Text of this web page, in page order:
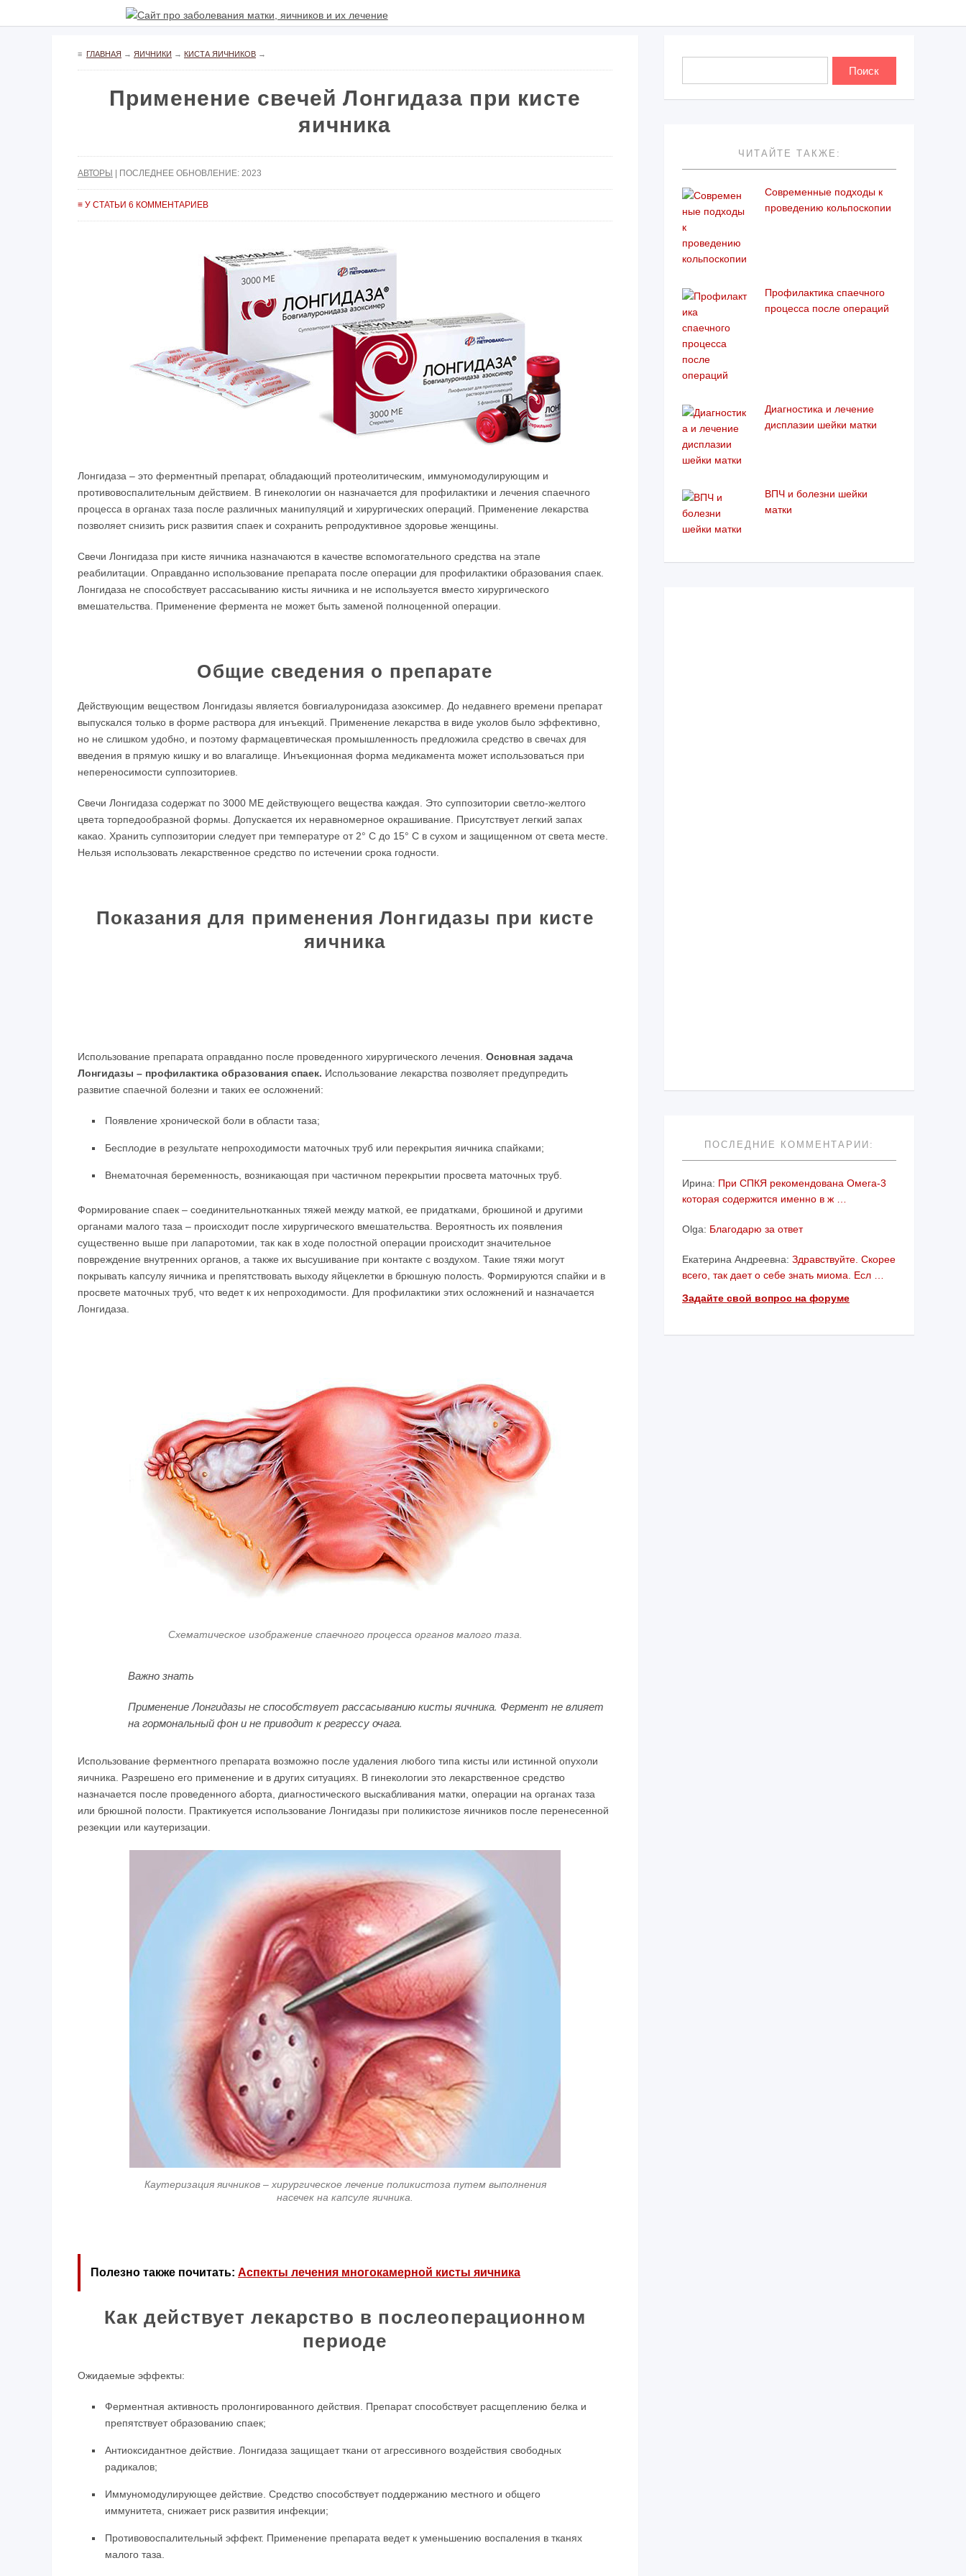
≡ ГЛАВНАЯ → ЯИЧНИКИ → КИСТА ЯИЧНИКОВ →
Применение свечей Лонгидаза при кисте
яичника
АВТОРЫ | ПОСЛЕДНЕЕ ОБНОВЛЕНИЕ: 2023
≡ У СТАТЬИ 6 КОММЕНТАРИЕВ
Лонгидаза – это ферментный препарат, обладающий протеолитическим, иммуномодулирующим и
противовоспалительным действием. В гинекологии он назначается для профилактики и лечения спаечного
процесса в органах таза после различных манипуляций и хирургических операций. Применение лекарства
позволяет снизить риск развития спаек и сохранить репродуктивное здоровье женщины.
Свечи Лонгидаза при кисте яичника назначаются в качестве вспомогательного средства на этапе
реабилитации. Оправданно использование препарата после операции для профилактики образования спаек.
Лонгидаза не способствует рассасыванию кисты яичника и не используется вместо хирургического
вмешательства. Применение фермента не может быть заменой полноценной операции.
Общие сведения о препарате
Действующим веществом Лонгидазы является бовгиалуронидаза азоксимер. До недавнего времени препарат
выпускался только в форме раствора для инъекций. Применение лекарства в виде уколов было эффективно,
но не слишком удобно, и поэтому фармацевтическая промышленность предложила средство в свечах для
введения в прямую кишку и во влагалище. Инъекционная форма медикамента может использоваться при
непереносимости суппозиториев.
Свечи Лонгидаза содержат по 3000 МЕ действующего вещества каждая. Это суппозитории светло-желтого
цвета торпедообразной формы. Допускается их неравномерное окрашивание. Присутствует легкий запах
какао. Хранить суппозитории следует при температуре от 2° С до 15° С в сухом и защищенном от света месте.
Нельзя использовать лекарственное средство по истечении срока годности.
Показания для применения Лонгидазы при кисте
яичника
Использование препарата оправданно после проведенного хирургического лечения. Основная задача
Лонгидазы – профилактика образования спаек. Использование лекарства позволяет предупредить
развитие спаечной болезни и таких ее осложнений:
Появление хронической боли в области таза;
Бесплодие в результате непроходимости маточных труб или перекрытия яичника спайками;
Внематочная беременность, возникающая при частичном перекрытии просвета маточных труб.
Формирование спаек – соединительнотканных тяжей между маткой, ее придатками, брюшиной и другими
органами малого таза – происходит после хирургического вмешательства. Вероятность их появления
существенно выше при лапаротомии, так как в ходе полостной операции происходит значительное
повреждение внутренних органов, а также их высушивание при контакте с воздухом. Такие тяжи могут
покрывать капсулу яичника и препятствовать выходу яйцеклетки в брюшную полость. Формируются спайки и в
просвете маточных труб, что ведет к их непроходимости. Для профилактики этих осложнений и назначается
Лонгидаза.
Схематическое изображение спаечного процесса органов малого таза.
Важно знать
Применение Лонгидазы не способствует рассасыванию кисты яичника. Фермент не влияет
на гормональный фон и не приводит к регрессу очага.
Использование ферментного препарата возможно после удаления любого типа кисты или истинной опухоли
яичника. Разрешено его применение и в других ситуациях. В гинекологии это лекарственное средство
назначается после проведенного аборта, диагностического выскабливания матки, операции на органах таза
или брюшной полости. Практикуется использование Лонгидазы при поликистозе яичников после перенесенной
резекции или каутеризации.
Каутеризация яичников – хирургическое лечение поликистоза путем выполнения
насечек на капсуле яичника.
Полезно также почитать: Аспекты лечения многокамерной кисты яичника
Как действует лекарство в послеоперационном
периоде
Ожидаемые эффекты:
Ферментная активность пролонгированного действия. Препарат способствует расщеплению белка и
препятствует образованию спаек;
Антиоксидантное действие. Лонгидаза защищает ткани от агрессивного воздействия свободных
радикалов;
Иммуномодулирующее действие. Средство способствует поддержанию местного и общего
иммунитета, снижает риск развития инфекции;
Противовоспалительный эффект. Применение препарата ведет к уменьшению воспаления в тканях
малого таза.
ЧИТАЙТЕ ТАКЖЕ:
Современные подходы к
проведению кольпоскопии
Профилактика спаечного
процесса после операций
Диагностика и лечение
дисплазии шейки матки
ВПЧ и болезни шейки
матки
ПОСЛЕДНИЕ КОММЕНТАРИИ:
Ирина: При СПКЯ рекомендована Омега-3
которая содержится именно в ж …
Olga: Благодарю за ответ
Екатерина Андреевна: Здравствуйте. Скорее
всего, так дает о себе знать миома. Есл …
Задайте свой вопрос на форуме